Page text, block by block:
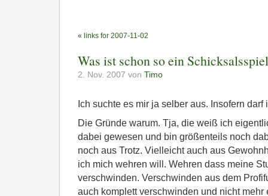
« links for 2007-11-02
Was ist schon so ein Schicksalsspiel
2. Nov. 2007 von Timo
Ich suchte es mir ja selber aus. Insofern
Die Gründe warum. Tja, die weiß ich
dabei gewesen und bin größenteils noch
noch aus Trotz. Vielleicht auch aus
ich mich wehren will. Wehren dass meine
verschwinden. Verschwinden aus dem
auch komplett verschwinden und nicht mehr